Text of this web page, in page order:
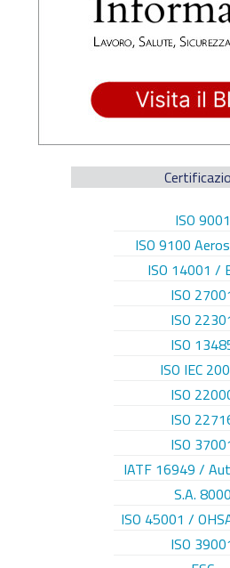
ISO 9001
ISO 9100
ISO 14001 /
ISO
ISO
ISO
ISO IEC
ISO
ISO
ISO
IATF 16949 /
S.A. 8000
ISO 45001 /
ISO